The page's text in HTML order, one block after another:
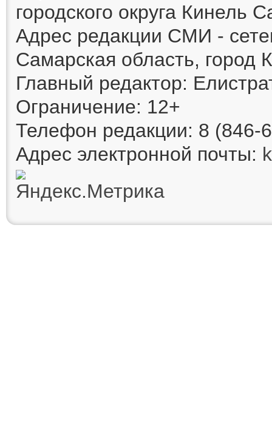
городского округа Кинель
Адрес редакции СМИ -
Самарская область, город
Главный редактор:
Ограничение: 12+
Телефон редакции: 8 (846-
Адрес электронной почты: